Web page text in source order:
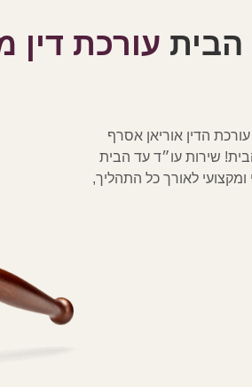
הבית עורכת דין
הדין אוריאן אסרף
שירות עו״ד עד הבית
ומקצועי לאורך כל התהליך,